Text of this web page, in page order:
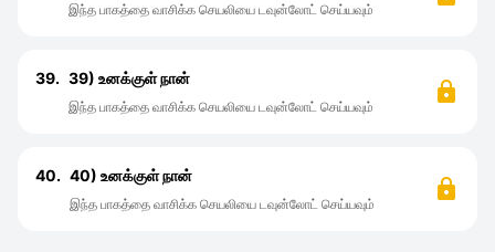
இந்த பாகத்தை வாசிக்க செயலியை டவுன்லோட் செய்யவும்
39. 39) உனக்குள் நான்
இந்த பாகத்தை வாசிக்க செயலியை டவுன்லோட் செய்யவும்
40. 40) உனக்குள் நான்
இந்த பாகத்தை வாசிக்க செயலியை டவுன்லோட் செய்யவும்